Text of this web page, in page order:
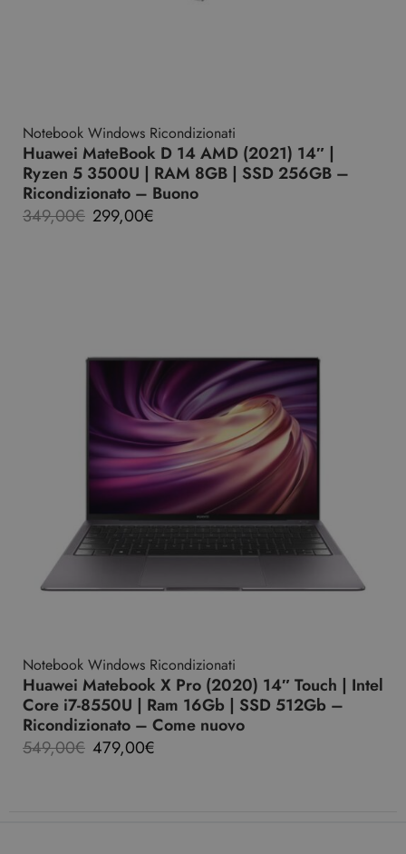
Notebook Windows Ricondizionati
Huawei MateBook D 14 AMD (2021) 14″ |
Ryzen 5 3500U | RAM 8GB | SSD 256GB –
Ricondizionato – Buono
349,00€ 299,00€
Notebook Windows Ricondizionati
Huawei Matebook X Pro (2020) 14″ Touch | Intel
Core i7-8550U | Ram 16Gb | SSD 512Gb –
Ricondizionato – Come nuovo
549,00€ 479,00€